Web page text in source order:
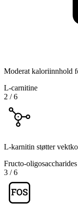
Moderat kaloriinnhold
L-carnitine
2 /6
L-karnitin støtter
Fructo-oligosaccharides
3 /6